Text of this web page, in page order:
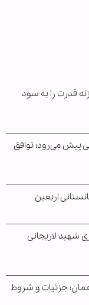
قدرت را به سود
پیش می‌رود؛ توافق
اربعین
شهید لاریجانی
عمان؛ جزئیات و شروط